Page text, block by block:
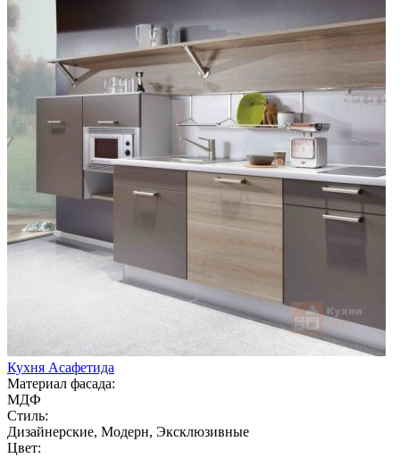
Кухня Асафетида
Материал фасада:
МДФ
Стиль:
Дизайнерские, Модерн, Эксклюзивные
Цвет: